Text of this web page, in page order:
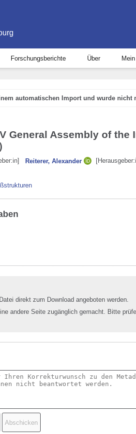
Forschungsberichte Über
automatischen Import und wurde nicht
General Assembly of
Reiterer, Alexander
direkt zum Download angeboten werden.
andere Seite zugänglich gemacht. Bitte